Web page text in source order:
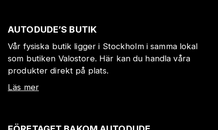
AUTODUDE’S BUTIK
Vår fysiska butik ligger i Stockholm i samma lokal
som butiken Valostore. Här kan du handla våra
produkter direkt på plats.
Läs mer